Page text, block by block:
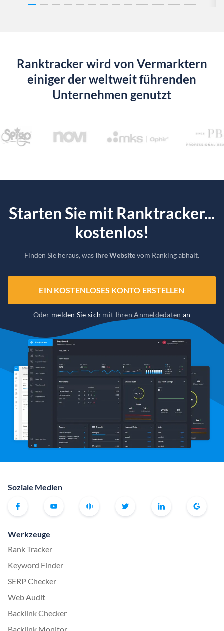
Ranktracker wird von Vermarktern
einiger der weltweit führenden
Unternehmen genutzt
Starten Sie mit Ranktracker...
kostenlos!
Finden Sie heraus, was Ihre Websitevom Ranking abhält.
EIN KOSTENLOSES KONTO ERSTELLEN
Oder melden Sie sich mit Ihren Anmeldedaten an
Soziale Medien
Werkzeuge
Rank Tracker
Keyword Finder
SERP Checker
Web Audit
Backlink Checker